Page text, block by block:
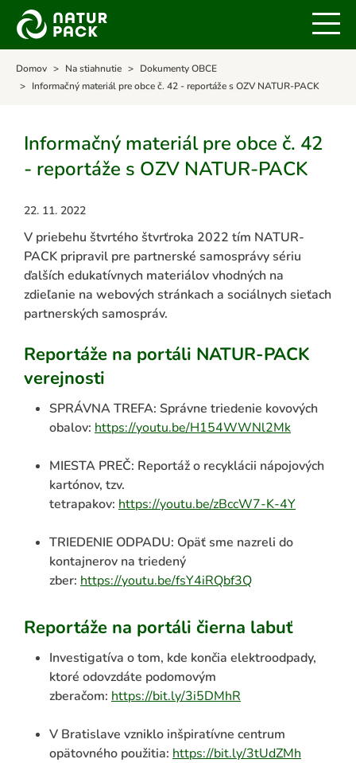
Domov Na stiahnutie
Dokumenty OBCE
Informačný materiál pre obce č. 42 - reportáže s OZV NATUR-PACK
Informačný materiál pre obce č. 42
- reportáže s OZV NATUR-PACK
22. 11. 2022
V priebehu štvrtého štvrťroka 2022 tím NATUR-
PACK pripravil pre partnerské samosprávy sériu
ďalších edukatívnych materiálov vhodných na
zdieľanie na webových stránkach a sociálnych sieťach
partnerských samospráv.
Reportáže na portáli NATUR-PACK
verejnosti
SPRÁVNA TREFA: Správne triedenie kovových
obalov: https://youtu.be/H154WWNl2Mk
MIESTA PREČ: Reportáž o recyklácii nápojových
kartónov, tzv.
tetrapakov: https://youtu.be/zBccW7-K-4Y
TRIEDENIE ODPADU: Opäť sme nazreli do
kontajnerov na triedený
zber: https://youtu.be/fsY4iRQbf3Q
Reportáže na portáli čierna labuť
Investigatíva o tom, kde končia elektroodpady,
ktoré odovzdáte podomovým
zberačom: https://bit.ly/3i5DMhR
V Bratislave vzniklo inšpiratívne centrum
opätovného použitia: https://bit.ly/3tUdZMh